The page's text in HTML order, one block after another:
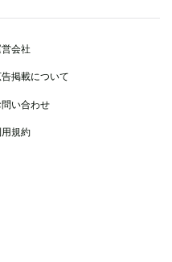
会社
告掲載について
問い合わせ
規約